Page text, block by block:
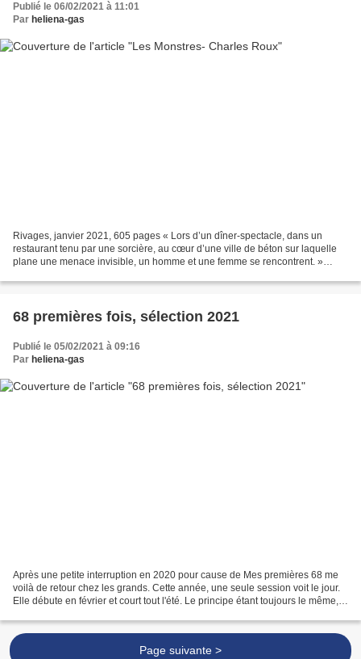
Publié le 06/02/2021 à 11:01
Par heliena-gas
Rivages, janvier 2021, 605 pages « Lors d’un dîner-spectacle, dans un
restaurant tenu par une sorcière, au cœur d’une ville de béton sur laquelle
plane une menace invisible, un homme et une femme se rencontrent. »
68 premières fois, sélection 2021
Publié le 05/02/2021 à 09:16
Par heliena-gas
Après une petite interruption en 2020 pour cause de Mes premières 68 me
voilà de retour chez les grands. Cette année, une seule session voit le jour.
Elle débute en février et court tout l'été. Le principe étant toujours le même,
Page suivante >